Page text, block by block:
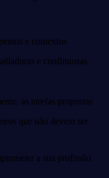
e contextos
e conflituosas
as tarefas propostas
que não devem ser
a sua profissão.